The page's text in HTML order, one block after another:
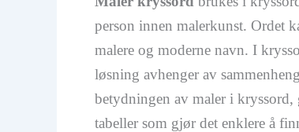
person innen malerkunst. Ordet
malere og moderne navn. I
løsning avhenger av
betydningen av maler i
tabeller som gjør det enklere å